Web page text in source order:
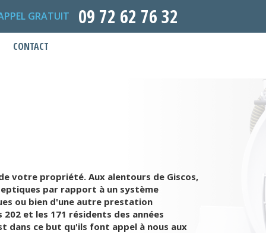
GRATUIT 09 72 62 76 32
CONTACT
votre propriété. Aux alentours de Giscos,
par rapport à un système
ou bien d'une autre prestation
et les 171 résidents des années
dans ce but qu'ils font appel à nous aux